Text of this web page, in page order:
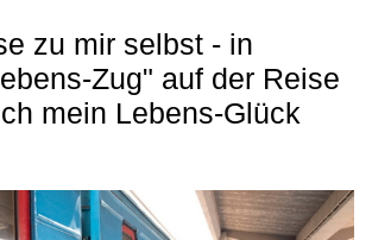
zu mir selbst - in
Zug" auf der Reise
mein Lebens-Glück